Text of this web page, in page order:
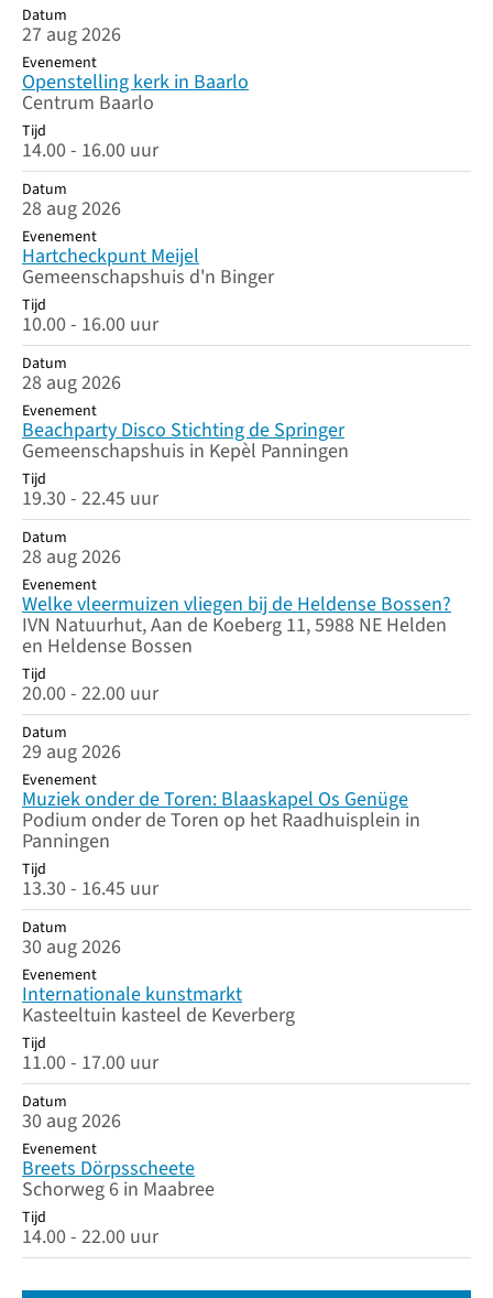
Datum
27 aug 2026
Evenement
Openstelling kerk in Baarlo
Centrum Baarlo
Tijd
14.00 - 16.00 uur
Datum
28 aug 2026
Evenement
Hartcheckpunt Meijel
Gemeenschapshuis d'n Binger
Tijd
10.00 - 16.00 uur
Datum
28 aug 2026
Evenement
Beachparty Disco Stichting de Springer
Gemeenschapshuis in Kepèl Panningen
Tijd
19.30 - 22.45 uur
Datum
28 aug 2026
Evenement
Welke vleermuizen vliegen bij de Heldense Bossen?
IVN Natuurhut, Aan de Koeberg 11, 5988 NE Helden
en Heldense Bossen
Tijd
20.00 - 22.00 uur
Datum
29 aug 2026
Evenement
Muziek onder de Toren: Blaaskapel Os Genüge
Podium onder de Toren op het Raadhuisplein in
Panningen
Tijd
13.30 - 16.45 uur
Datum
30 aug 2026
Evenement
Internationale kunstmarkt
Kasteeltuin kasteel de Keverberg
Tijd
11.00 - 17.00 uur
Datum
30 aug 2026
Evenement
Breets Dörpsscheete
Schorweg 6 in Maabree
Tijd
14.00 - 22.00 uur